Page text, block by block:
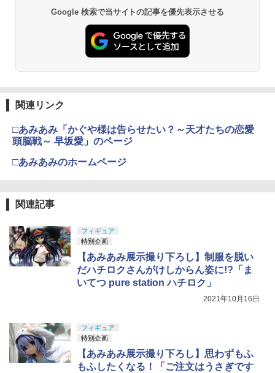
ツ ONE PIECE シャンクス -マリンフォ
ード頂上決戦- 約165mm PVC&ABS&布
製 塗装済み可動フィギュア
￥8,918
セス On the Run シリーズ ブラインドボ
ックス フィギュア ガチャガチャ コレク
新年のギフトに最適 (一個入り)
5
TAMASHII NATIONS S.H.フィギュアー
ツ 攻殻機動隊 THE GHOST IN THE SHE
LL 草薙素子 約140mm PVC&ABS製 塗
装済み可動フィギュア
￥9,000
ちゃん 組み立て式プラモデル ノンスケ
ール 全高約160mm
4
アマスター 1/144スケール 色分け済みプ
ラモデル
￥3,100
5
分け済みプラモデル
￥4,500
東京マルイ(TOKYO MARUI) No.21 H&K
￥3,409
5
東京マルイ(TOKYO MARUI) No.16 H&K
タミヤ クラフトツールシリーズ No.123
モデル用工具 74123
￥2,781
￥184
￥710
Google 検索で当サイトの記事を優先表示させる
関連リンク
□あみあみ「かぐや様は告らせたい？～天才たちの恋愛
頭脳戦～ 早坂愛」のページ
□あみあみのホームページ
関連記事
フィギュア
特別企画
【あみあみ展示撮り下ろし】制服を脱い
だハチロクさんがけしからん姿に!?「ま
いてつ pure station ハチロク」
2021年10月16日
フィギュア
特別企画
【あみあみ展示撮り下ろし】思わずもふ
もふしたくなる！「ご注文はうさぎです